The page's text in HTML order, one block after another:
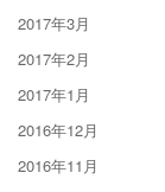
2017年3月
2017年2月
2017年1月
2016年12月
2016年11月